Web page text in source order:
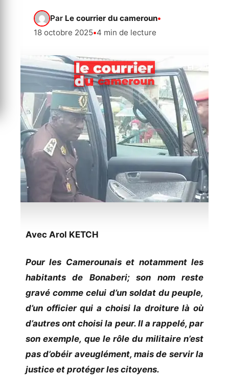
Par Le courrier du cameroun•
18 octobre 2025•4 min de lecture
Avec Arol KETCH
Pour les Camerounais et notamment les
habitants de Bonaberi; son nom reste
gravé comme celui d’un soldat du peuple,
d’un officier qui a choisi la droiture là où
d’autres ont choisi la peur. Il a rappelé, par
son exemple, que le rôle du militaire n’est
pas d’obéir aveuglément, mais de servir la
justice et protéger les citoyens.